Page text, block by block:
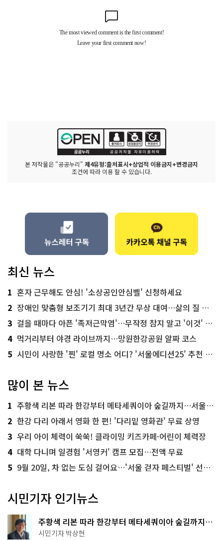
본 저작물은 "공공누리" 제4유형:출처표시+상업적 이용금지+변경금지
조건에 따라 이용 할 수 있습니다.
최신 뉴스
1 혼자 근무해도 안심! '소상공인안심벨' 신청하세요
2 장애인 맞춤형 보조기기 최대 3년간 무상 대여…삶의 질 높인다
3 걸을 때마다 아픈 '족저근막염'…무작정 참지 말고 '이것' 해보세요!
4 먹거리부터 야경 라이브까지…망원한강공원 알짜 코스
5 시민이 사랑한 '찐' 로컬 명소 어디? '서울에디션25' 추천 코스
많이 본 뉴스
1 주황색 리본 따라 한강부터 메타세쿼이아 숲길까지…서울둘레길 15코스
2 한강 다리 아래서 영화 한 편! '다리밑 영화관' 무료 상영
3 우리 아이 체력이 쑥쑥! 클라이밍 키즈카페·어린이 체력장
4 대학 다니며 일경험 '서영커' 캠프 모집…전액 무료
5 9월 20일, 차 없는 도심 걸어요…'서울 걷자 페스티벌' 선착순 5천명
시민기자 인기뉴스
주황색 리본 따라 한강부터 메타세쿼이아 숲길까지…
서울둘레길 15코스
시민기자 박상현